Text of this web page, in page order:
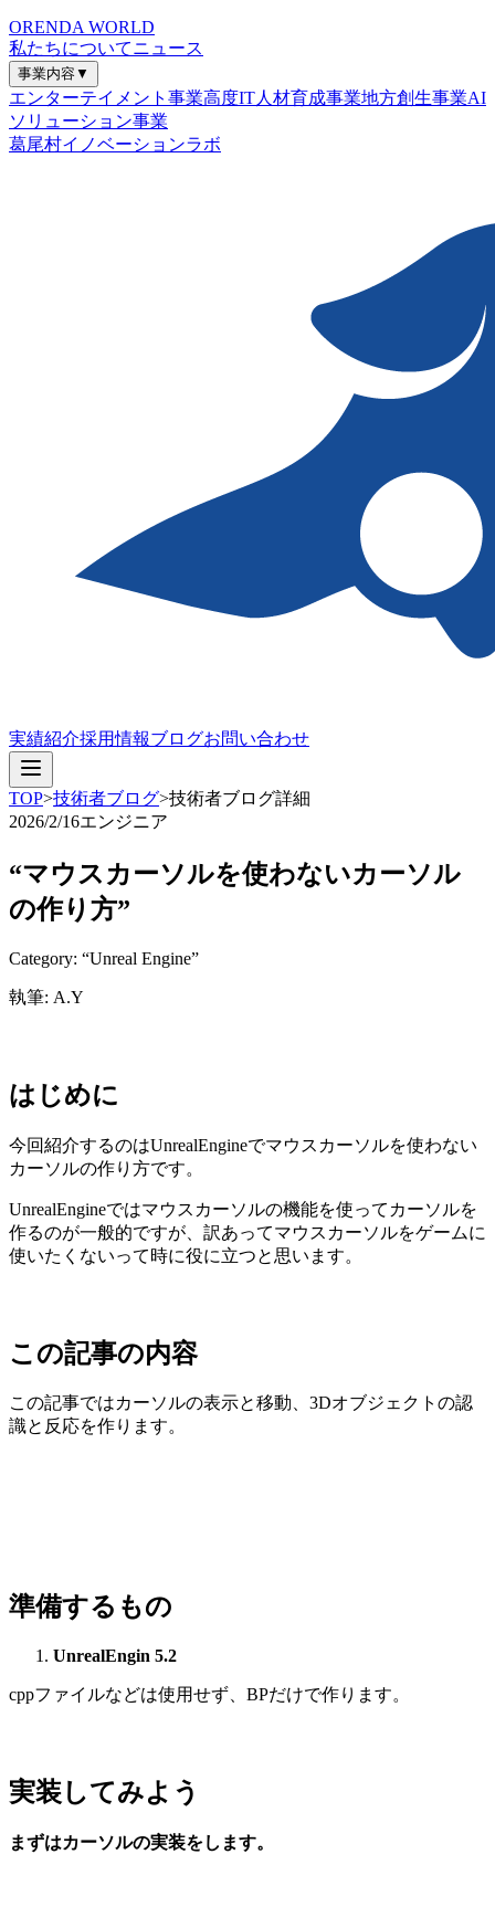
ORENDA WORLD
私たちについてニュース
事業内容▼
エンターテイメント事業高度IT人材育成事業地方創生事業AI
ソリューション事業
葛尾村イノベーションラボ
実績紹介採用情報ブログお問い合わせ
TOP>技術者ブログ>技術者ブログ詳細
2026/2/16エンジニア
“マウスカーソルを使わないカーソル
の作り方”
Category: “Unreal Engine”
執筆: A.Y
はじめに
今回紹介するのはUnrealEngineでマウスカーソルを使わない
カーソルの作り方です。
UnrealEngineではマウスカーソルの機能を使ってカーソルを
作るのが一般的ですが、訳あってマウスカーソルをゲームに
使いたくないって時に役に立つと思います。
この記事の内容
この記事ではカーソルの表示と移動、3Dオブジェクトの認
識と反応を作ります。
準備するもの
UnrealEngin 5.2
cppファイルなどは使用せず、BPだけで作ります。
実装してみよう
まずはカーソルの実装をします。